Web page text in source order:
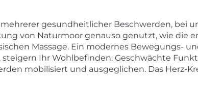
mehrerer gesundheitlicher Beschwerden, bei
von Naturmoor genauso genutzt, wie die
Massage. Ein modernes Bewegungs-
Ihr Wohlbefinden. Geschwächte
mobilisiert und ausgeglichen. Das Herz-